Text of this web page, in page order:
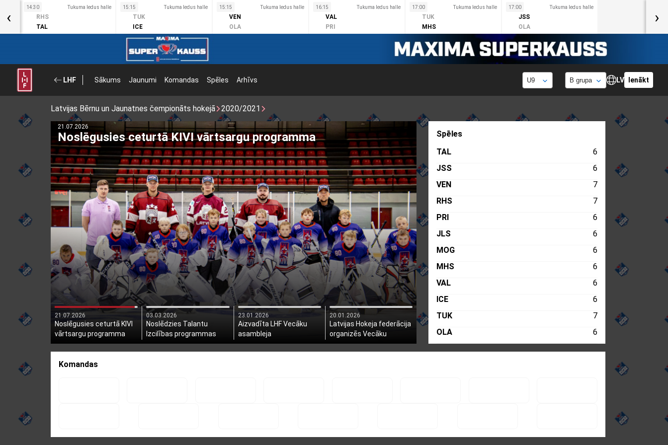
14:30 Tukuma ledus halle
RHS
TAL
15:15 Tukuma ledus halle
TUK
ICE
15:15 Tukuma ledus halle
VEN
OLA
16:15 Tukuma ledus halle
VAL
PRI
17:00 Tukuma ledus halle
TUK
MHS
17:00 Tukuma ledus halle
JSS
OLA
‹ ›
LHF Sākums Jaunumi Komandas Spēles Arhīvs LV Ienākt
Latvijas Bērnu un Jaunatnes čempionāts hokejā 2020/2021
21.07.2026
Noslēgusies ceturtā KIVI vārtsargu programma
21.07.2026
Noslēgusies ceturtā KIVI
vārtsargu programma
03.03.2026
Noslēdzies Talantu
Izcilības programmas
otrais posms
23.01.2026
Aizvadīta LHF Vecāku
asambleja
20.01.2026
Latvijas Hokeja federācija
organizēs Vecāku
asambleju
Spēles
TAL
6
JSS
6
VEN
7
RHS
7
PRI
6
JLS
6
MOG
6
MHS
6
VAL
6
ICE
6
TUK
7
OLA
6
Komandas